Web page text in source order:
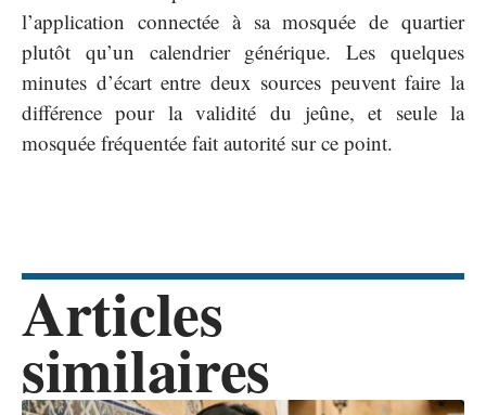
l’application connectée à sa mosquée de quartier
plutôt qu’un calendrier générique. Les quelques
minutes d’écart entre deux sources peuvent faire la
différence pour la validité du jeûne, et seule la
mosquée fréquentée fait autorité sur ce point.
Articles
similaires